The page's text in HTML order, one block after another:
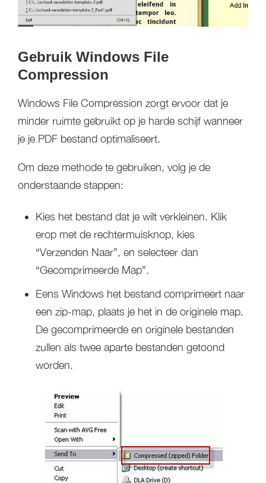
Gebruik Windows File
Compression
Windows File Compression zorgt ervoor dat je
minder ruimte gebruikt op je harde schijf wanneer
je je PDF bestand optimaliseert.
Om deze methode te gebruiken, volg je de
onderstaande stappen:
Kies het bestand dat je wilt verkleinen. Klik
erop met de rechtermuisknop, kies
“Verzenden Naar”, en selecteer dan
“Gecomprimeerde Map”.
Eens Windows het bestand comprimeert naar
een zip-map, plaats je het in de originele map.
De gecomprimeerde en originele bestanden
zullen als twee aparte bestanden getoond
worden.